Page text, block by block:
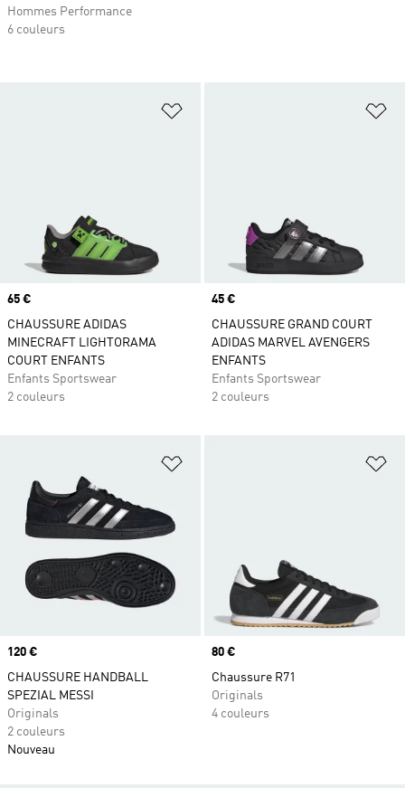
Ajouter à la Liste de produits
Prix
65 €
CHAUSSURE ADIDAS
MINECRAFT LIGHTORAMA
COURT ENFANTS
Enfants Sportswear
2 couleurs
Prix
45 €
CHAUSSURE GRAND COURT
ADIDAS MARVEL AVENGERS
ENFANTS
Enfants Sportswear
2 couleurs
Ajouter à la Liste de produits
Prix
120 €
CHAUSSURE HANDBALL
SPEZIAL MESSI
Originals
2 couleurs
Nouveau
Prix
80 €
Chaussure R71
Originals
4 couleurs
Hommes Performance
6 couleurs